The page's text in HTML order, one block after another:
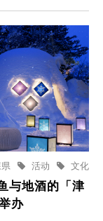
文化
活动
与地酒的「津
办